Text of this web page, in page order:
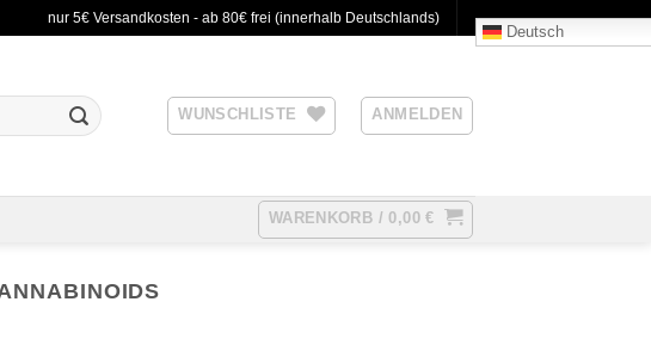
nur 5€ Versandkosten - ab 80€ frei (innerhalb Deutschlands)
Deutsch
WUNSCHLISTE ANMELDEN
WARENKORB / 0,00€